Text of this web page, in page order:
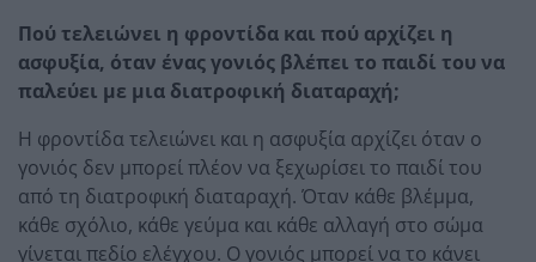
Πού τελειώνει η φροντίδα και πού αρχίζει η
ασφυξία, όταν ένας γονιός βλέπει το παιδί του να
παλεύει με μια διατροφική διαταραχή;
Η φροντίδα τελειώνει και η ασφυξία αρχίζει όταν ο
γονιός δεν μπορεί πλέον να ξεχωρίσει το παιδί του
από τη διατροφική διαταραχή. Όταν κάθε βλέμμα,
κάθε σχόλιο, κάθε γεύμα και κάθε αλλαγή στο σώμα
γίνεται πεδίο ελέγχου. Ο γονιός μπορεί να το κάνει